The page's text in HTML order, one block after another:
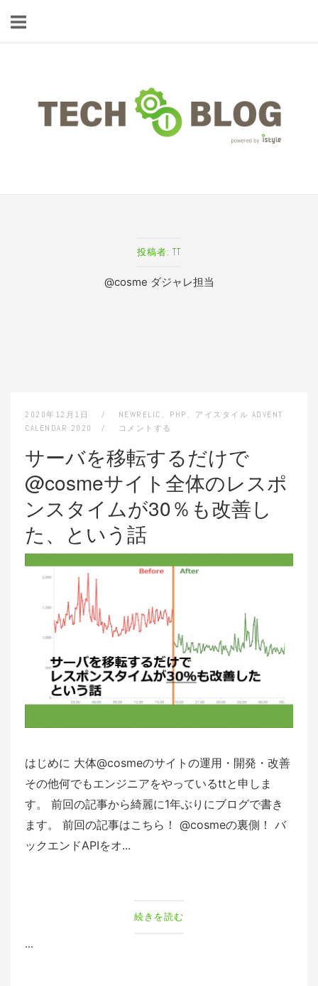
投稿者: TT
@cosme ダジャレ担当
2020年12月1日 NEWRELIC PHP
アイスタイル ADVENT
CALENDAR 2020
コメントする
サーバを移転するだけで
@cosmeサイト全体のレスポ
ンスタイムが30％も改善し
た、という話
はじめに 大体@cosmeのサイトの運用・開発・改善
その他何でもエンジニアをやっているttと申しま
す。 前回の記事から綺麗に1年ぶりにブログで書き
ます。 前回の記事はこちら！ @cosmeの裏側！ バ
ックエンドAPIをオ...
続きを読む
...